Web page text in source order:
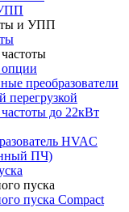
УПП
и УПП
преобразователи
перегрузкой
до 22кВт
HVAC
ПЧ)
пуска
пуска Compact